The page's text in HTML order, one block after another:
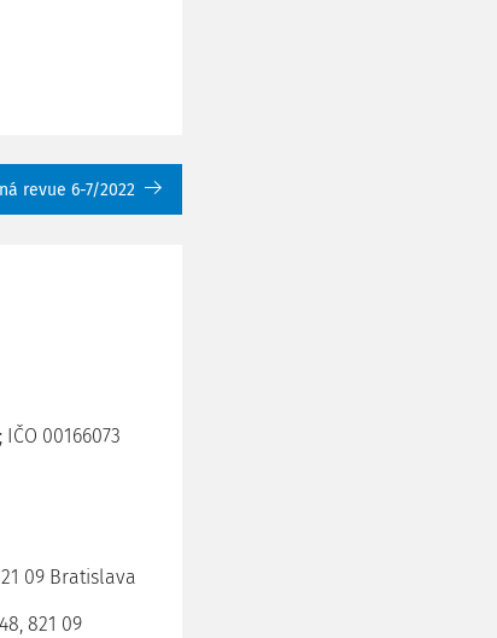
revue 6-7/2022
00166073
09 Bratislava
821 09